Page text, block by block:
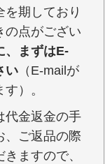
期しており
の点がござい
、まずはE-
い （E-mailが
）。
代金返金の手
、ご返品の際
ますので、